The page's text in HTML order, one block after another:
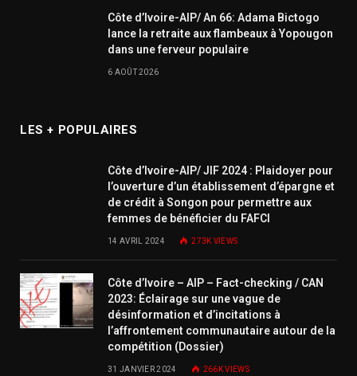
Côte d’Ivoire-AIP/ An 66: Adama Bictogo
lance la retraite aux flambeaux à Yopougon
dans une ferveur populaire
6 AOÛT 2026
LES + POPULAIRES
Côte d’Ivoire-AIP/ JIF 2024 : Plaidoyer pour
l’ouverture d’un établissement d’épargne et
de crédit à Songon pour permettre aux
femmes de bénéficier du FAFCI
14 AVRIL 2024 273K VIEWS
Côte d’Ivoire – AIP – Fact-checking / CAN
2023: Éclairage sur une vague de
désinformation et d’incitations à
l’affrontement communautaire autour de la
compétition (Dossier)
31 JANVIER 2024 266KVIEWS